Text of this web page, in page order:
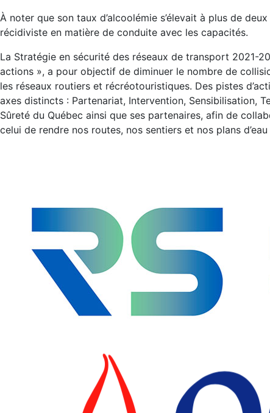
À noter que son taux d’alcoolémie s’élevait à plus de
récidiviste en matière de conduite avec les capacités.
La Stratégie en sécurité des réseaux de transport 2021-
actions », a pour objectif de diminuer le nombre de
les réseaux routiers et récréotouristiques. Des pistes
axes distincts : Partenariat, Intervention, Sensibilisation,
Sûreté du Québec ainsi que ses partenaires, afin de
celui de rendre nos routes, nos sentiers et nos plans